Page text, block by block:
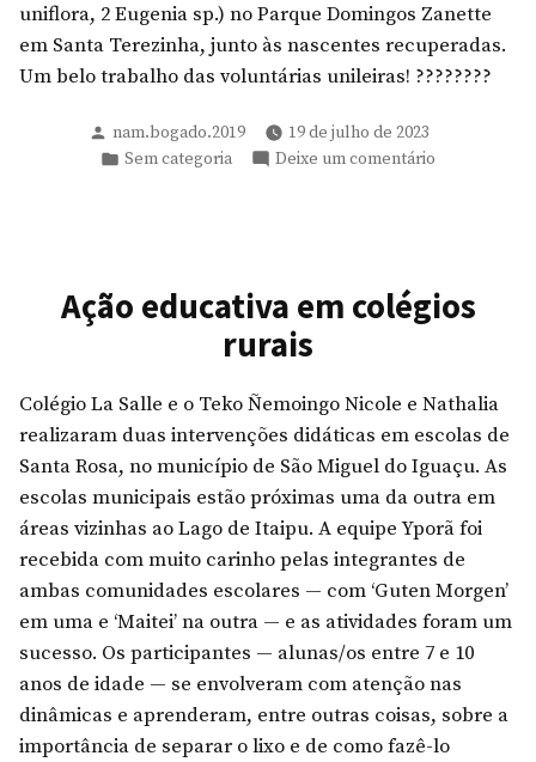
uniflora, 2 Eugenia sp.) no Parque Domingos Zanette
em Santa Terezinha, junto às nascentes recuperadas.
Um belo trabalho das voluntárias unileiras! ????????
Publicado
por
nam.bogado.2019
19 de julho de 2023
Publicado
Sem categoria Deixe um comentário
árvores
nativas
de
no
Parque
Domingos
Zanette
Ação educativa em colégios
rurais
Colégio La Salle e o Teko Ñemoingo Nicole e Nathalia
realizaram duas intervenções didáticas em escolas de
Santa Rosa, no município de São Miguel do Iguaçu. As
escolas municipais estão próximas uma da outra em
áreas vizinhas ao Lago de Itaipu. A equipe Yporã foi
recebida com muito carinho pelas integrantes de
ambas comunidades escolares — com ‘Guten Morgen’
em uma e ‘Maitei’ na outra — e as atividades foram um
sucesso. Os participantes — alunas/os entre 7 e 10
anos de idade — se envolveram com atenção nas
dinâmicas e aprenderam, entre outras coisas, sobre a
importância de separar o lixo e de como fazê-lo